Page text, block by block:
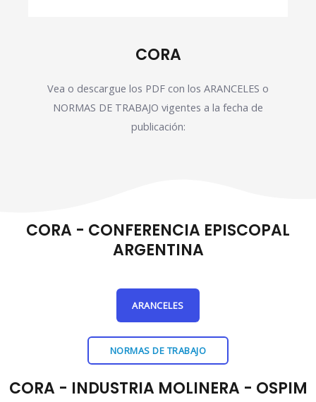
CORA
Vea o descargue los PDF con los ARANCELES o
NORMAS DE TRABAJO vigentes a la fecha de
publicación:
CORA - CONFERENCIA EPISCOPAL
ARGENTINA
ARANCELES
NORMAS DE TRABAJO
CORA - INDUSTRIA MOLINERA - OSPIM